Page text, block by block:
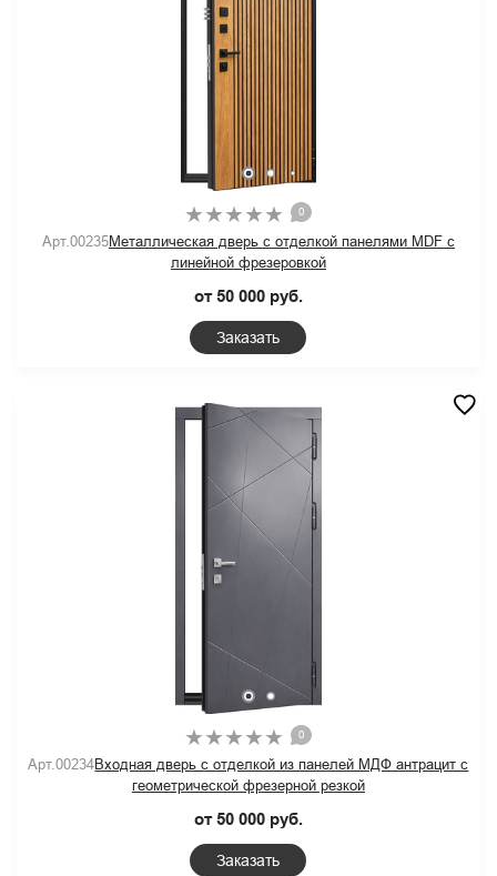
0
Арт.00235Металлическая дверь с отделкой панелями MDF с
линейной фрезеровкой
от 50 000 руб.
Заказать
0
Арт.00234Входная дверь с отделкой из панелей МДФ антрацит с
геометрической фрезерной резкой
от 50 000 руб.
Заказать